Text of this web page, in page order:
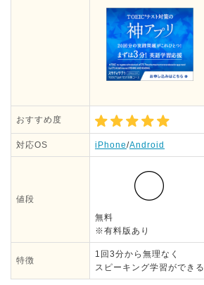
おすすめ度
対応OS iPhone/Android
値段
無料
※有料版あり
特徴
1回3分から無理なく
スピーキング学習ができる